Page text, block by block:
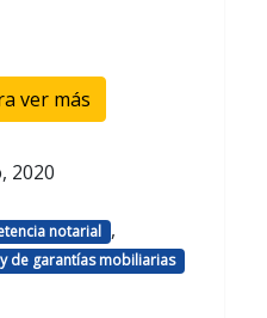
ver más
2020
notarial ,
de garantías mobiliarias